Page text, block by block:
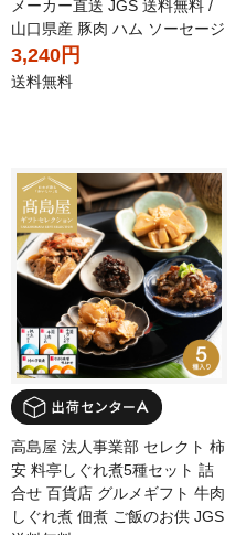
メーカー直送 JGS 送料無料 /
山口県産 豚肉 ハム ソーセージ
3,240円
送料無料
高島屋 法人事業部 セレクト 柿
安 料亭しぐれ煮5種セット 詰
合せ 百貨店 グルメギフト 牛肉
しぐれ煮 佃煮 ご飯のお供 JGS